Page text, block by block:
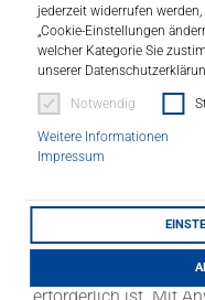
jederzeit widerrufen
„Cookie-Einstellungen
welcher Kategorie Sie
unserer
Notwendig
Weitere Informationen
Impressum
Aktuelles
Unternehmen
Kontakt
Download
Ratschläge,
Wir haben uns
auf den ersten Blick
Ratschlägen erklären
Reinigungsschritten
auseinander gesetzt
sich nicht alle
auch das ein oder